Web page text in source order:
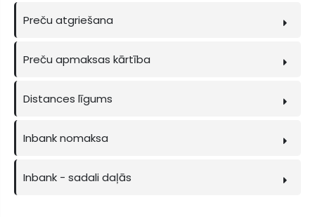
Preču atgriešana
Preču apmaksas kārtība
Distances līgums
Inbank nomaksa
Inbank - sadali daļās